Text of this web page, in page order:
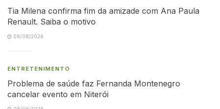
Tia Milena confirma fim da amizade com Ana Paula
Renault. Saiba o motivo
08/08/2026
ENTRETENIMENTO
Problema de saúde faz Fernanda Montenegro
cancelar evento em Niterói